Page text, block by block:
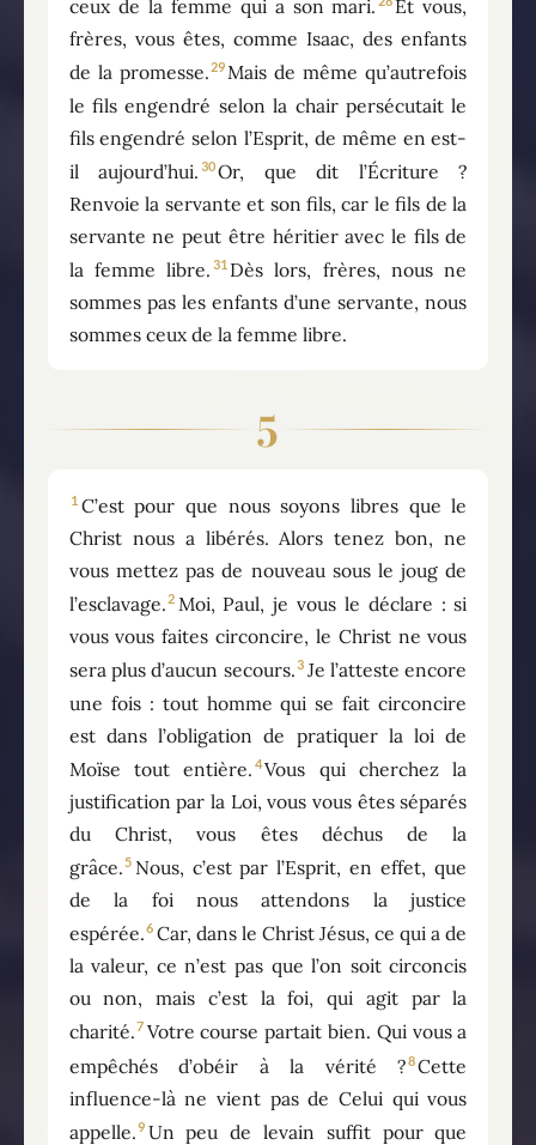
ceux de la femme qui a son mari.
Et vous,
frères, vous êtes, comme Isaac, des enfants
de la promesse.29Mais de même qu’autrefois
le fils engendré selon la chair persécutait le
fils engendré selon l’Esprit, de même en est-
il aujourd’hui. 30Or, que dit l’Écriture ?
Renvoie la servante et son fils, car le fils de la
servante ne peut être héritier avec le fils de
la femme libre. 31 Dès lors, frères, nous ne
sommes pas les enfants d’une servante, nous
sommes ceux de la femme libre.
5
1 C’est pour que nous soyons libres que le
Christ nous a libérés. Alors tenez bon, ne
vous mettez pas de nouveau sous le joug de
l’esclavage.2 Moi, Paul, je vous le déclare : si
vous vous faites circoncire, le Christ ne vous
sera plus d’aucun secours.3 Je l’atteste encore
une fois : tout homme qui se fait circoncire
est dans l’obligation de pratiquer la loi de
Moïse tout entière. 4Vous qui cherchez la
justification par la Loi, vous vous êtes séparés
du Christ, vous êtes déchus de la
grâce.5 Nous, c’est par l’Esprit, en effet, que
de la foi nous attendons la justice
espérée.6 Car, dans le Christ Jésus, ce qui a de
la valeur, ce n’est pas que l’on soit circoncis
ou non, mais c’est la foi, qui agit par la
charité.7 Votre course partait bien. Qui vous a
empêchés d’obéir à la vérité ?8Cette
influence-là ne vient pas de Celui qui vous
appelle.9 Un peu de levain suffit pour que